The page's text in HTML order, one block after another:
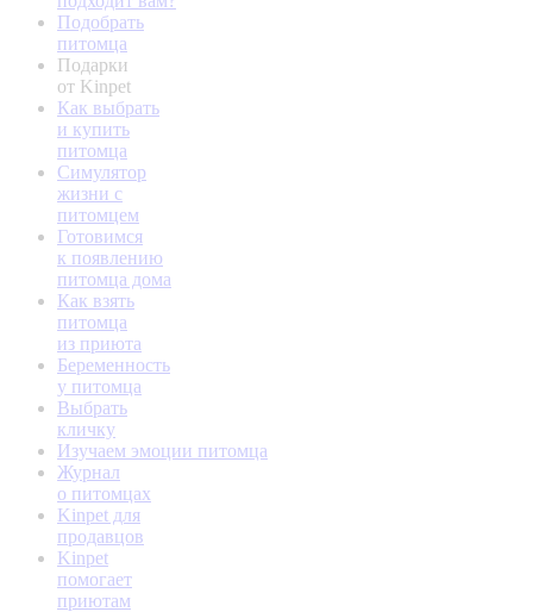
Подобрать
питомца
Подарки
от Kinpet
Как выбрать
и купить
питомца
Симулятор
жизни с
питомцем
Готовимся
к появлению
питомца дома
Как взять
питомца
из приюта
Беременность
у питомца
Выбрать
кличку
Изучаем эмоции питомца
Журнал
о питомцах
Kinpet для
продавцов
Kinpet
помогает
приютам